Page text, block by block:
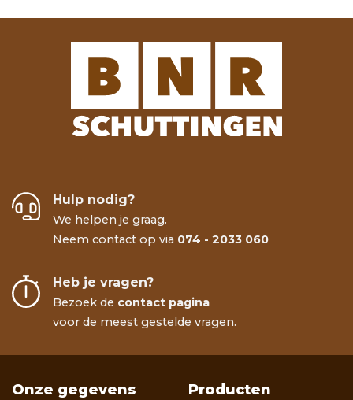
Hulp nodig?
We helpen je graag.
Neem contact op via 074 - 2033 060
Heb je vragen?
Bezoek de contact pagina
voor de meest gestelde vragen.
Onze gegevens Producten